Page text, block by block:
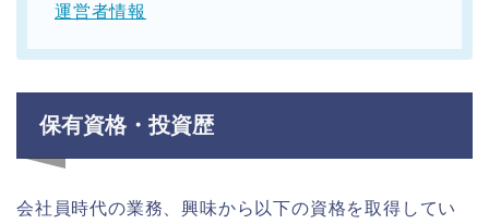
運営者情報
保有資格・投資歴
会社員時代の業務、興味から以下の資格を取得してい